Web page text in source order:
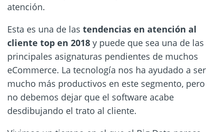
atención.
Esta es una de las tendencias en atención al
cliente top en 2018 y puede que sea una de las
principales asignaturas pendientes de muchos
eCommerce. La tecnología nos ha ayudado a ser
mucho más productivos en este segmento, pero
no debemos dejar que el software acabe
desdibujando el trato al cliente.